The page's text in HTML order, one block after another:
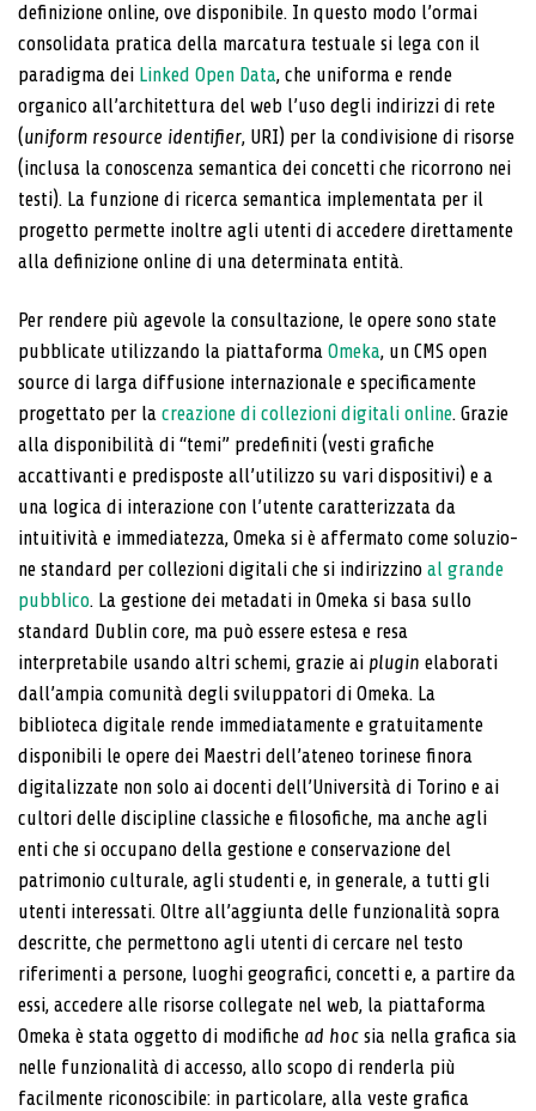
definizione online, ove disponibile. In questo modo l’ormai
consolidata pratica della marcatura testuale si lega con il
para­digma dei Linked Open Data, che uniforma e rende
organico all’architettura del web l’uso degli indirizzi di rete
(uniform resource identifier, URI) per la condivi­sione di risorse
(inclusa la conoscenza semantica dei concetti che ricorrono nei
testi). La funzione di ricerca semantica implementata per il
progetto permette inol­tre agli utenti di accedere direttamente
alla definizione online di una determinata entità.
Per rendere più agevole la consultazione, le opere sono state
pubblicate utilizzando la piattaforma Omeka, un CMS open
source di larga diffusione interna­zionale e specificamente
progettato per la creazione di collezioni digitali online. Grazie
alla disponibilità di “temi” predefiniti (vesti grafiche
accattivanti e pre­disposte all’utilizzo su vari dispositivi) e a
una logica di interazione con l’utente caratterizzata da
intuitività e immediatezza, Omeka si è affermato come soluzio­
ne standard per collezioni digitali che si indirizzino al grande
pubblico. La gestione dei metadati in Omeka si basa sullo
standard Dublin core, ma può essere estesa e resa
interpretabile usando altri schemi, grazie ai plugin elaborati
dall’ampia comunità degli sviluppatori di Omeka. La
biblioteca digitale rende immediatamente e gratu­itamente
disponibili le opere dei Maestri dell’ateneo torinese finora
digitalizzate non solo ai docenti dell’U­niversità di Torino e ai
cultori delle discipline classiche e filosofiche, ma anche agli
enti che si occupano della gestione e conservazione del
patrimonio culturale, agli studenti e, in generale, a tutti gli
utenti interessati. Ol­tre all’aggiunta delle funzionalità sopra
descritte, che permettono agli utenti di cercare nel testo
riferimenti a persone, luoghi geografici, concetti e, a partire da
essi, accedere alle risorse collegate nel web, la piattaforma
Omeka è stata oggetto di modifiche ad hoc sia nella grafica sia
nelle funzionalità di accesso, allo scopo di renderla più
facilmente riconoscibile: in particolare, alla veste grafica